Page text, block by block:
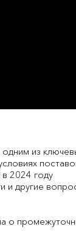
из
2024 году
и другие
о